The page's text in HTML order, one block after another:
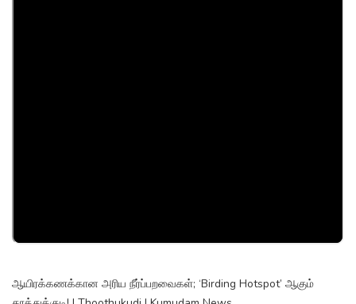
ஆயிரக்கணக்கான அரிய நீர்ப்பறவைகள்; ‘Birding Hotspot’ ஆகும்